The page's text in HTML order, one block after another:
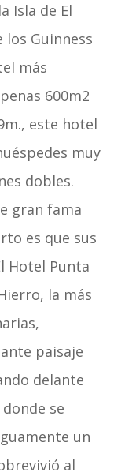
Isla de El
Guinness
más
600m2
este hotel
muy
dobles.
gran fama
es que sus
Hotel Punta
la más
paisaje
delante
se
un
al